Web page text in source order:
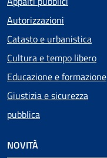
Autorizzazioni
Catasto e urbanistica
Cultura e tempo libero
Educazione e formazione
Giustizia e sicurezza
pubblica
NOVITÀ